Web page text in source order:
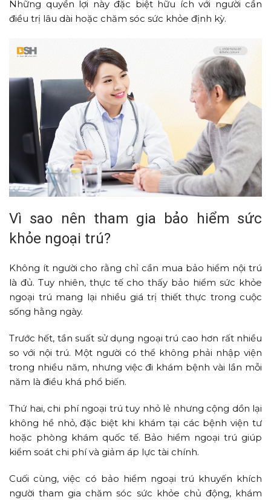
Những quyền lợi này đặc biệt hữu ích với người cần
điều trị lâu dài hoặc chăm sóc sức khỏe định kỳ.
Vì sao nên tham gia bảo hiểm sức
khỏe ngoại trú?
Không ít người cho rằng chỉ cần mua bảo hiểm nội trú
là đủ. Tuy nhiên, thực tế cho thấy bảo hiểm sức khỏe
ngoại trú mang lại nhiều giá trị thiết thực trong cuộc
sống hằng ngày.
Trước hết, tần suất sử dụng ngoại trú cao hơn rất nhiều
so với nội trú. Một người có thể không phải nhập viện
trong nhiều năm, nhưng việc đi khám bệnh vài lần mỗi
năm là điều khá phổ biến.
Thứ hai, chi phí ngoại trú tuy nhỏ lẻ nhưng cộng dồn lại
không hề nhỏ, đặc biệt khi khám tại các bệnh viện tư
hoặc phòng khám quốc tế. Bảo hiểm ngoại trú giúp
kiểm soát chi phí và giảm áp lực tài chính.
Cuối cùng, việc có bảo hiểm ngoại trú khuyến khích
người tham gia chăm sóc sức khỏe chủ động, khám